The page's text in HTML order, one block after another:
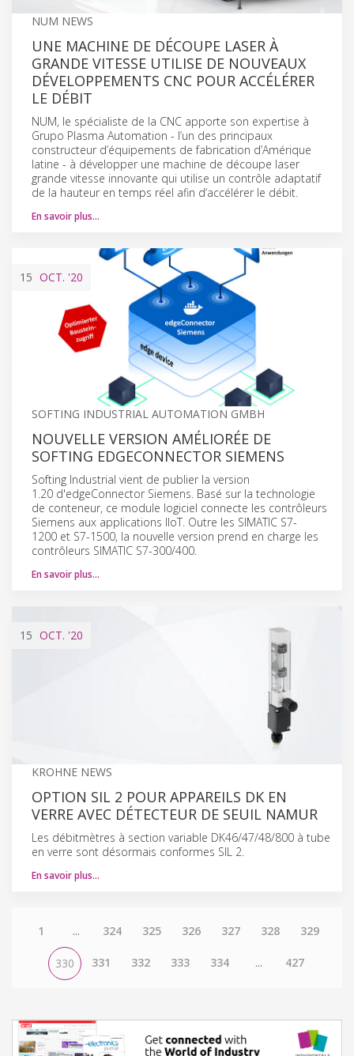
NUM NEWS
UNE MACHINE DE DÉCOUPE LASER À
GRANDE VITESSE UTILISE DE NOUVEAUX
DÉVELOPPEMENTS CNC POUR ACCÉLÉRER
LE DÉBIT
NUM, le spécialiste de la CNC apporte son expertise à
Grupo Plasma Automation - l’un des principaux
constructeur d’équipements de fabrication d’Amérique
latine - à développer une machine de découpe laser
grande vitesse innovante qui utilise un contrôle adaptatif
de la hauteur en temps réel afin d’accélérer le débit.
En savoir plus…
15 OCT. '20
SOFTING INDUSTRIAL AUTOMATION GMBH
NOUVELLE VERSION AMÉLIORÉE DE
SOFTING EDGECONNECTOR SIEMENS
Softing Industrial vient de publier la version
1.20 d'edgeConnector Siemens. Basé sur la technologie
de conteneur, ce module logiciel connecte les contrôleurs
Siemens aux applications IIoT. Outre les SIMATIC S7-
1200 et S7-1500, la nouvelle version prend en charge les
contrôleurs SIMATIC S7-300/400.
En savoir plus…
15 OCT. '20
KROHNE NEWS
OPTION SIL 2 POUR APPAREILS DK EN
VERRE AVEC DÉTECTEUR DE SEUIL NAMUR
Les débitmètres à section variable DK46/47/48/800 à tube
en verre sont désormais conformes SIL 2.
En savoir plus…
1 ... 324 325 326 327 328 329
330 331 332 333 334 ... 427